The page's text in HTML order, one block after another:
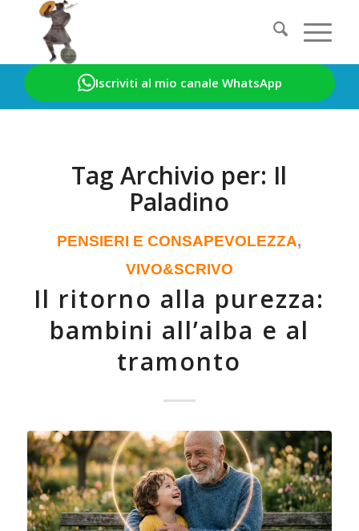
Home / Il Paladino
Tag Archivio per: Il
Paladino
PENSIERI E CONSAPEVOLEZZA,
VIVO&SCRIVO
Il ritorno alla purezza:
bambini all’alba e al
tramonto
Iscriviti al mio canale WhatsApp